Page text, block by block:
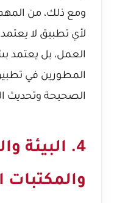
ومع ذلك، من المهم
لأي تطبيق لا
العمل، بل يعتمد
المطورين في
الصحيحة وتحديث
4. البيئة
والمكتبات